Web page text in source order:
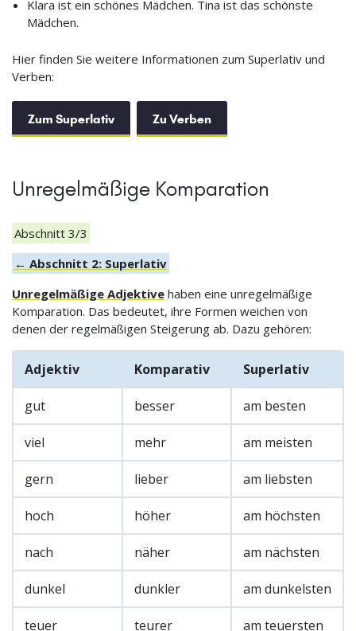
Klara ist ein schönes Mädchen. Tina ist das schönste
Mädchen.
Hier finden Sie weitere Informationen zum Superlativ und
Verben:
Zum Superlativ Zu Verben
Unregelmäßige Komparation
Abschnitt 3/3
← Abschnitt 2: Superlativ
Unregelmäßige Adjektive haben eine unregelmäßige
Komparation. Das bedeutet, ihre Formen weichen von
denen der regelmäßigen Steigerung ab. Dazu gehören:
Adjektiv Komparativ Superlativ
gut besser am besten
viel mehr am meisten
gern lieber am liebsten
hoch höher am höchsten
nach näher am nächsten
dunkel dunkler am dunkelsten
teuer teurer am teuersten